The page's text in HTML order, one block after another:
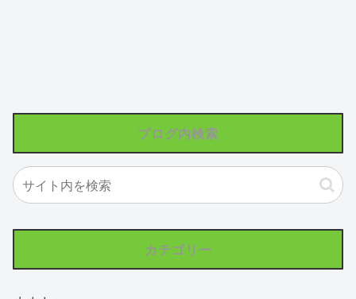
ブログ内検索
カテゴリー